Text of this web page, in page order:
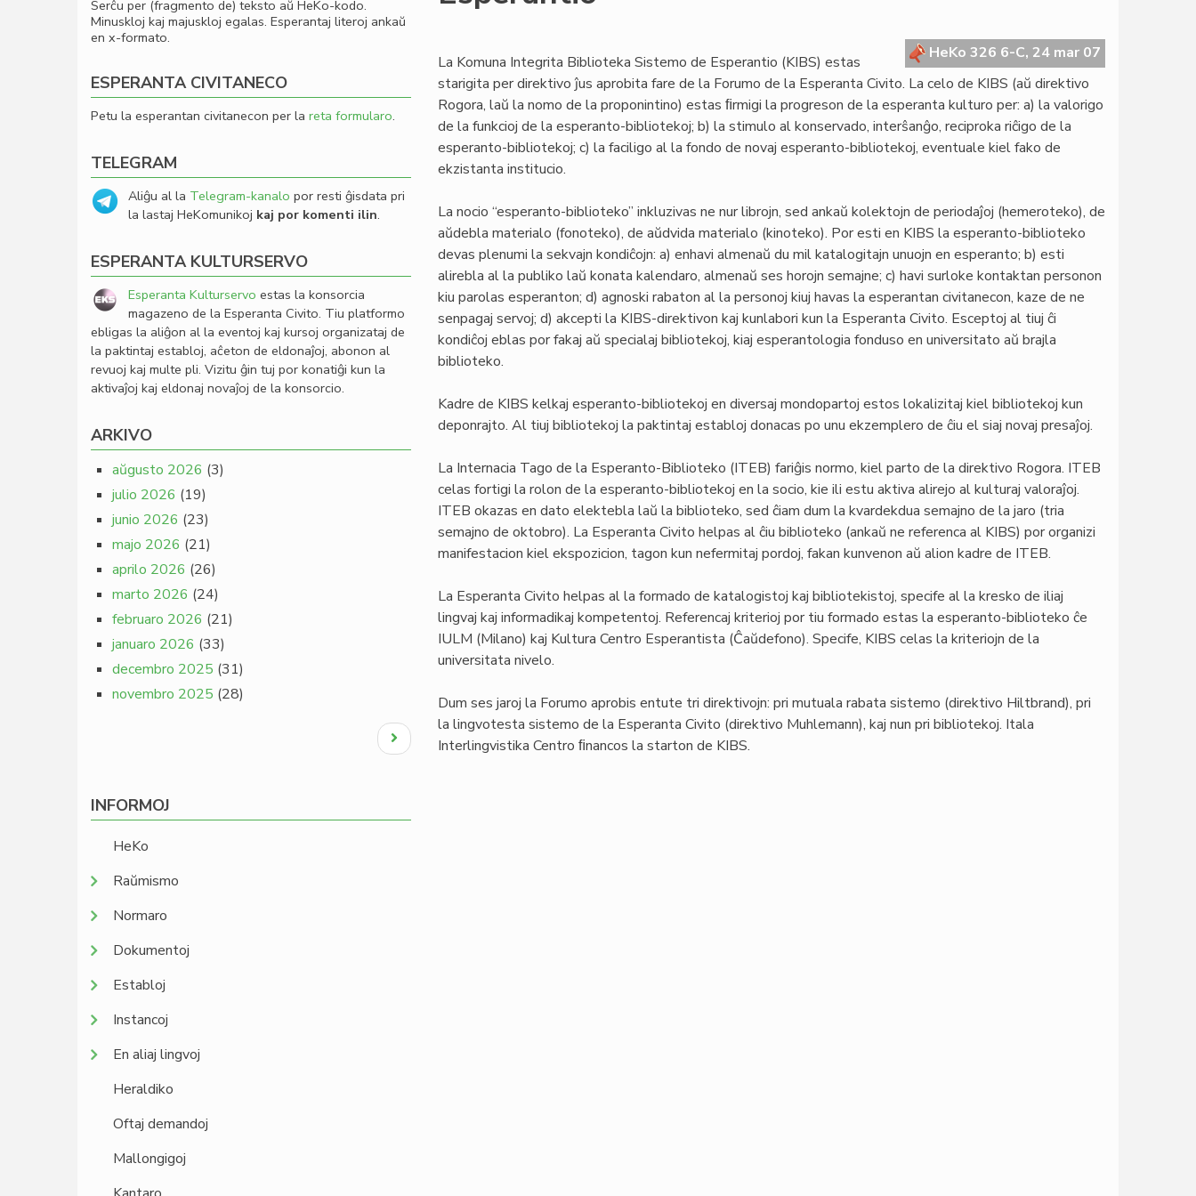
HeKo 326 6-C, 24 mar 07
La Komuna Integrita Biblioteka Sistemo de Esperantio (KIBS) estas
starigita per direktivo ĵus aprobita fare de la Forumo de la Esperanta Civito. La celo de KIBS (aŭ direktivo
Rogora, laŭ la nomo de la proponintino) estas ﬁrmigi la progreson de la esperanta kulturo per: a) la valorigo
de la funkcioj de la esperanto-bibliotekoj; b) la stimulo al konservado, interŝanĝo, reciproka riĉigo de la
esperanto-bibliotekoj; c) la faciligo al la fondo de novaj esperanto-bibliotekoj, eventuale kiel fako de
ekzistanta institucio.
La nocio “esperanto-biblioteko” inkluzivas ne nur librojn, sed ankaŭ kolektojn de periodaĵoj (hemeroteko), de
aŭdebla materialo (fonoteko), de aŭdvida materialo (kinoteko). Por esti en KIBS la esperanto-biblioteko
devas plenumi la sekvajn kondiĉojn: a) enhavi almenaŭ du mil katalogitajn unuojn en esperanto; b) esti
alirebla al la publiko laŭ konata kalendaro, almenaŭ ses horojn semajne; c) havi surloke kontaktan personon
kiu parolas esperanton; d) agnoski rabaton al la personoj kiuj havas la esperantan civitanecon, kaze de ne
senpagaj servoj; d) akcepti la KIBS-direktivon kaj kunlabori kun la Esperanta Civito. Esceptoj al tiuj ĉi
kondiĉoj eblas por fakaj aŭ specialaj bibliotekoj, kiaj esperantologia fonduso en universitato aŭ brajla
biblioteko.
Kadre de KIBS kelkaj esperanto-bibliotekoj en diversaj mondopartoj estos lokalizitaj kiel bibliotekoj kun
deponrajto. Al tiuj bibliotekoj la paktintaj establoj donacas po unu ekzemplero de ĉiu el siaj novaj presaĵoj.
La Internacia Tago de la Esperanto-Biblioteko (ITEB) fariĝis normo, kiel parto de la direktivo Rogora. ITEB
celas fortigi la rolon de la esperanto-bibliotekoj en la socio, kie ili estu aktiva alirejo al kulturaj valoraĵoj.
ITEB okazas en dato elektebla laŭ la biblioteko, sed ĉiam dum la kvardekdua semajno de la jaro (tria
semajno de oktobro). La Esperanta Civito helpas al ĉiu biblioteko (ankaŭ ne referenca al KIBS) por organizi
manifestacion kiel ekspozicion, tagon kun nefermitaj pordoj, fakan kunvenon aŭ alion kadre de ITEB.
La Esperanta Civito helpas al la formado de katalogistoj kaj bibliotekistoj, specife al la kresko de iliaj
lingvaj kaj informadikaj kompetentoj. Referencaj kriterioj por tiu formado estas la esperanto-biblioteko ĉe
IULM (Milano) kaj Kultura Centro Esperantista (Ĉaŭdefono). Specife, KIBS celas la kriteriojn de la
universitata nivelo.
Dum ses jaroj la Forumo aprobis entute tri direktivojn: pri mutuala rabata sistemo (direktivo Hiltbrand), pri
la lingvotesta sistemo de la Esperanta Civito (direktivo Muhlemann), kaj nun pri bibliotekoj. Itala
Interlingvistika Centro ﬁnancos la starton de KIBS.
Serĉu per (fragmento de) teksto aŭ HeKo-kodo.
Minuskloj kaj majuskloj egalas. Esperantaj literoj ankaŭ
en x-formato.
ESPERANTA CIVITANECO
Petu la esperantan civitanecon per la reta formularo.
TELEGRAM
Aliĝu al la Telegram-kanalo por resti ĝisdata pri
la lastaj HeKomunikoj kaj por komenti ilin.
ESPERANTA KULTURSERVO
Esperanta Kulturservo estas la konsorcia
magazeno de la Esperanta Civito. Tiu platformo
ebligas la aliĝon al la eventoj kaj kursoj organizataj de
la paktintaj establoj, aĉeton de eldonaĵoj, abonon al
revuoj kaj multe pli. Vizitu ĝin tuj por konatiĝi kun la
aktivaĵoj kaj eldonaj novaĵoj de la konsorcio.
ARKIVO
aŭgusto 2026 (3)
julio 2026 (19)
junio 2026 (23)
majo 2026 (21)
aprilo 2026 (26)
marto 2026 (24)
februaro 2026 (21)
januaro 2026 (33)
decembro 2025 (31)
novembro 2025 (28)
Next
page
INFORMOJ
HeKo
Raŭmismo
Normaro
Dokumentoj
Establoj
Instancoj
En aliaj lingvoj
Heraldiko
Oftaj demandoj
Mallongigoj